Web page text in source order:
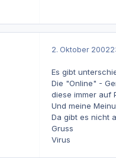
2. Oktober 2002
Es gibt
Die "Online" -
diese immer auf
Und meine
Da gibt es nicht
Gruss
Virus